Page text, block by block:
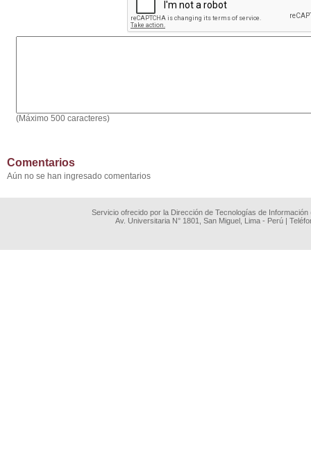
(Máximo 500 caracteres)
Comentarios
Aún no se han ingresado comentarios
Servicio ofrecido por la Dirección de Tecnologías de
Av. Universitaria N° 1801, San Miguel, Lima - Perú |